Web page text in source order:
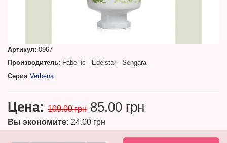
Артикул: 0967
Производитель: Faberlic - Edelstar - Sengara
Серия Verbena
Цена: 109.00 грн 85.00 грн
Вы экономите: 24.00 грн